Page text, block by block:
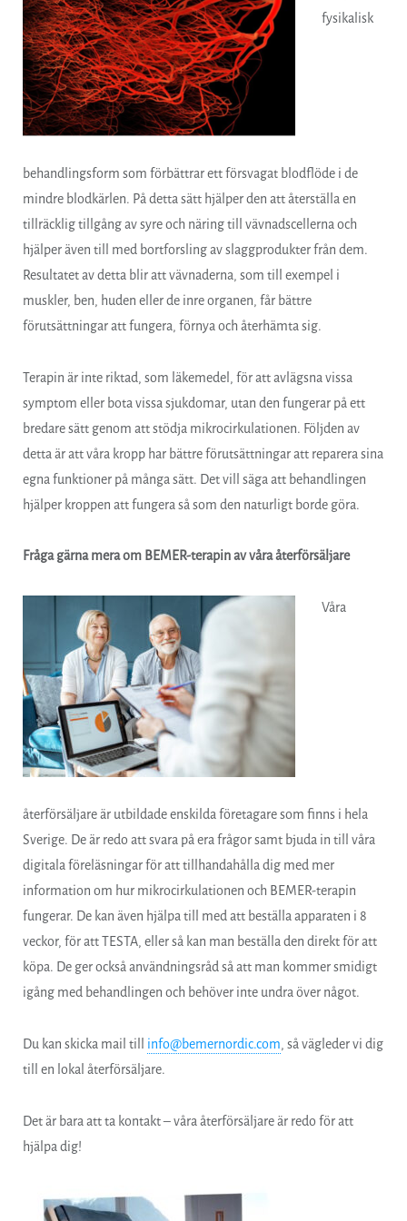
fysikalisk
behandlingsform som förbättrar ett försvagat blodflöde i de
mindre blodkärlen. På detta sätt hjälper den att återställa en
tillräcklig tillgång av syre och näring till vävnadscellerna och
hjälper även till med bortforsling av slaggprodukter från dem.
Resultatet av detta blir att vävnaderna, som till exempel i
muskler, ben, huden eller de inre organen, får bättre
förutsättningar att fungera, förnya och återhämta sig.
Terapin är inte riktad, som läkemedel, för att avlägsna vissa
symptom eller bota vissa sjukdomar, utan den fungerar på ett
bredare sätt genom att stödja mikrocirkulationen. Följden av
detta är att våra kropp har bättre förutsättningar att reparera sina
egna funktioner på många sätt. Det vill säga att behandlingen
hjälper kroppen att fungera så som den naturligt borde göra.
Fråga gärna mera om BEMER-terapin av våra återförsäljare
Våra
återförsäljare är utbildade enskilda företagare som finns i hela
Sverige. De är redo att svara på era frågor samt bjuda in till våra
digitala föreläsningar för att tillhandahålla dig med mer
information om hur mikrocirkulationen och BEMER-terapin
fungerar. De kan även hjälpa till med att beställa apparaten i 8
veckor, för att TESTA, eller så kan man beställa den direkt för att
köpa. De ger också användningsråd så att man kommer smidigt
igång med behandlingen och behöver inte undra över något.
Du kan skicka mail till info@bemernordic.com, så vägleder vi dig
till en lokal återförsäljare.
Det är bara att ta kontakt – våra återförsäljare är redo för att
hjälpa dig!